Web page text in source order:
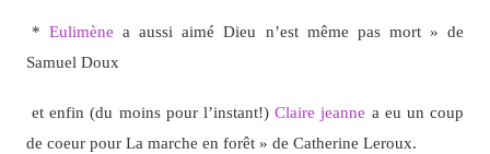
*Eulimène a aussi aimé Dieu n’est même pas mort » de
Samuel Doux
et enfin (du moins pour l’instant!)Claire jeanne a eu un coup
de coeur pour La marche en forêt » de Catherine Leroux.